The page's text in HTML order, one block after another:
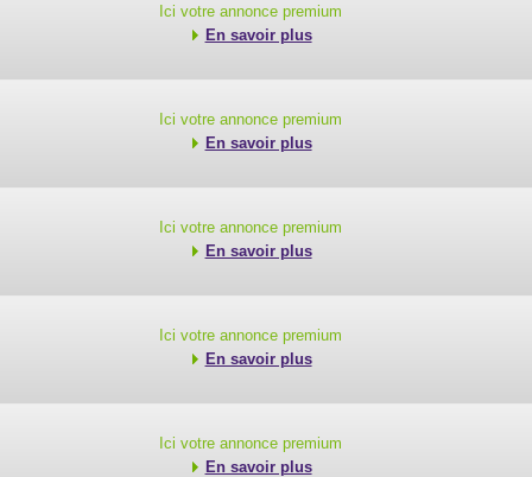
Ici votre annonce premium
En savoir plus
Ici votre annonce premium
En savoir plus
Ici votre annonce premium
En savoir plus
Ici votre annonce premium
En savoir plus
Ici votre annonce premium
En savoir plus